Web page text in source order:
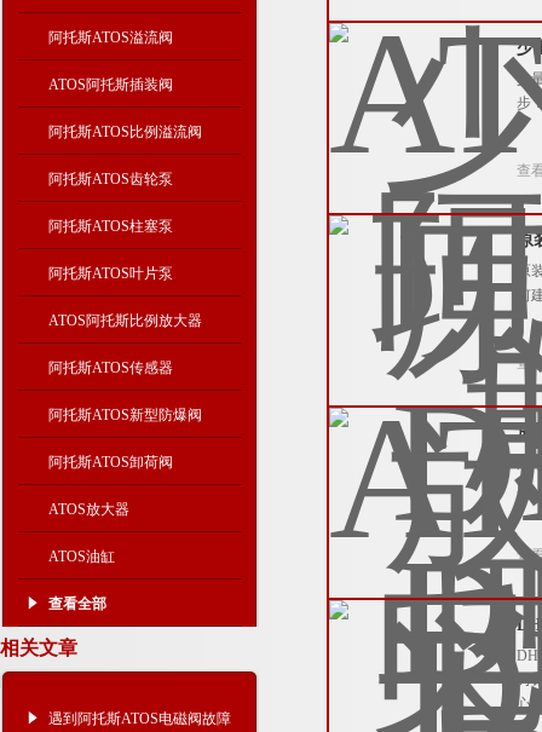
阿托斯ATOS溢流阀
ATOS阿托斯插装阀
阿托斯ATOS比例溢流阀
阿托斯ATOS齿轮泵
阿托斯ATOS柱塞泵
阿托斯ATOS叶片泵
ATOS阿托斯比例放大器
阿托斯ATOS传感器
阿托斯ATOS新型防爆阀
阿托斯ATOS卸荷阀
ATOS放大器
ATOS油缸
查看全部
相关文章
遇到阿托斯ATOS电磁阀故障
少
少
步
查
原
何
查
放
助
查
力
心